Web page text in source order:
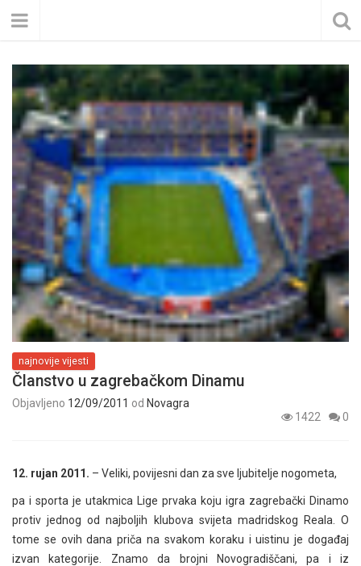
najnovije vijesti
Članstvo u zagrebačkom Dinamu
Objavljeno 12/09/2011 od Novagra
1422
0
12. rujan 2011. – Veliki, povijesni dan za sve ljubitelje nogometa,
pa i sporta je utakmica Lige prvaka koju igra zagrebački Dinamo
protiv jednog od najboljih klubova svijeta madridskog Reala. O
tome se ovih dana priča na svakom koraku i uistinu je događaj
izvan kategorije. Znamo da brojni Novogradiščani, pa i iz